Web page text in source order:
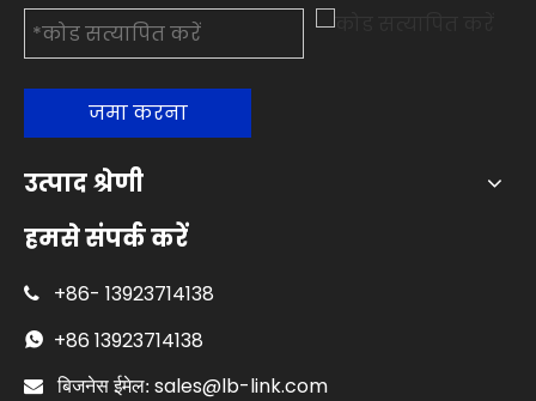
जमा करना
उत्पाद श्रेणी
हमसे संपर्क करें
 +86- 13923714138
 +86 13923714138
बिजनेस ईमेल: sales@lb-link.com